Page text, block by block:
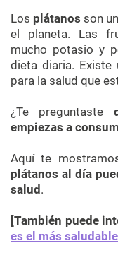
Los plátanos son
el planeta. Las
mucho potasio y
dieta diaria. Existe
para la salud que
¿Te preguntaste
empiezas a
Aquí te
plátanos al día
salud .
[También puede
es el más